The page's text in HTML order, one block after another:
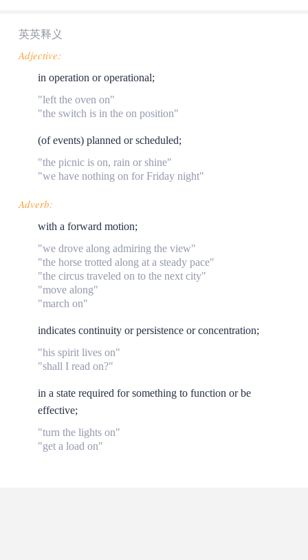
英英释义
Adjective:
in operation or operational;
"left the oven on"
"the switch is in the on position"
(of events) planned or scheduled;
"the picnic is on, rain or shine"
"we have nothing on for Friday night"
Adverb:
with a forward motion;
"we drove along admiring the view"
"the horse trotted along at a steady pace"
"the circus traveled on to the next city"
"move along"
"march on"
indicates continuity or persistence or concentration;
"his spirit lives on"
"shall I read on?"
in a state required for something to function or be
effective;
"turn the lights on"
"get a load on"